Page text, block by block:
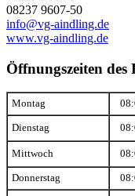
08237 9607-50
info@vg-aindling.de
www.vg-aindling.de
Öffnungszeiten des
Montag
Dienstag
Mittwoch
Donnerstag